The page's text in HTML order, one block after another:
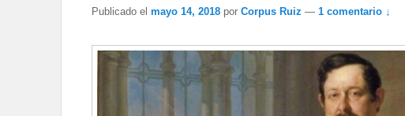
Publicado el mayo 14, 2018 por Corpus Ruiz — 1 comentario ↓